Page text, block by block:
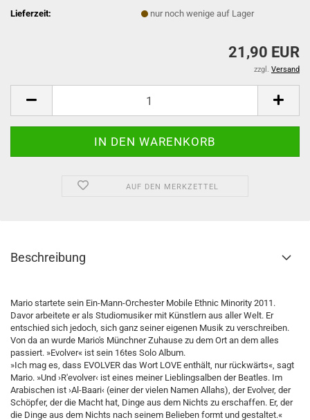
Lieferzeit: nur noch wenige auf Lager
21,90 EUR
zzgl. Versand
AUF DEN MERKZETTEL
Beschreibung
Mario startete sein Ein-Mann-Orchester Mobile Ethnic Minority 2011.
Davor arbeitete er als Studiomusiker mit Künstlern aus aller Welt. Er
entschied sich jedoch, sich ganz seiner eigenen Musik zu verschreiben.
Von da an wurde Mario's Münchner Zuhause zu dem Ort an dem alles
passiert. »Evolver« ist sein 16tes Solo Album.
»Ich mag es, dass EVOLVER das Wort LOVE enthält, nur rückwärts«, sagt
Mario. »Und ›R'evolver‹ ist eines meiner Lieblingsalben der Beatles. Im
Arabischen ist ›Al-Baari‹ (einer der vielen Namen Allahs), der Evolver, der
Schöpfer, der die Macht hat, Dinge aus dem Nichts zu erschaffen. Er, der
die Dinge aus dem Nichts nach seinem Belieben formt und gestaltet.«